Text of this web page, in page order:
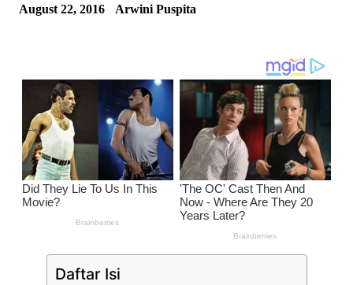
August 22, 2016 Arwini Puspita
Daftar Isi